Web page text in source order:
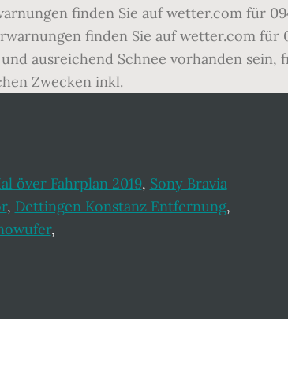
finden Sie auf wetter.com für
finden Sie auf wetter.com für
ausreichend Schnee vorhanden sein,
Zwecken inkl.
över Fahrplan 2019, Sony Bravia
, Dettingen Konstanz Entfernung,
,